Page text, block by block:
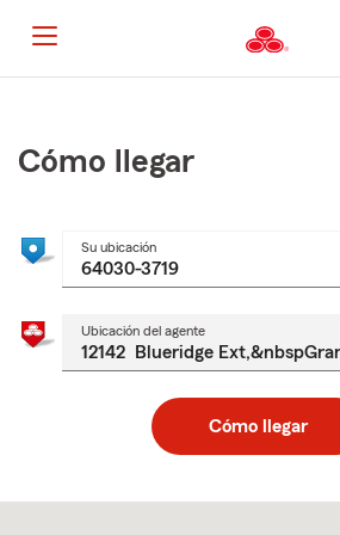
al
contenido
principal
principal
Cómo llegar
Su ubicación
Ubicación del agente
Cómo llegar
to